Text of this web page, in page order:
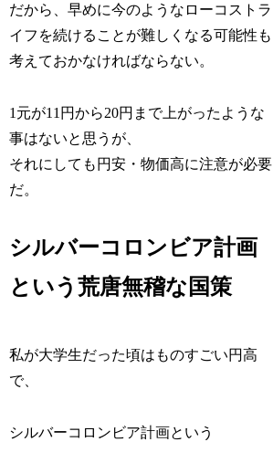
だから、早めに今のようなローコストラ
イフを続けることが難しくなる可能性も
考えておかなければならない。
1元が11円から20円まで上がったような
事はないと思うが、
それにしても円安・物価高に注意が必要
だ。
シルバーコロンビア計画
という荒唐無稽な国策
私が大学生だった頃はものすごい円高
で、
シルバーコロンビア計画という